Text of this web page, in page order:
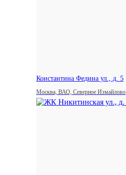
Константина Федина ул., д. 5
Москва, ВАО, Северное Измайлово